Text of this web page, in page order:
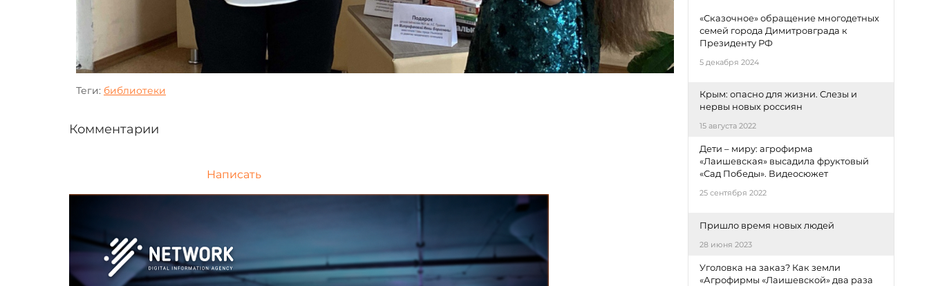
Теги: библиотеки
Комментарии
Написать
«Сказочное» обращение многодетных
семей города Димитровграда к
Президенту РФ
5 декабря 2024
Крым: опасно для жизни. Слезы и
нервы новых россиян
15 августа 2022
Дети – миру: агрофирма
«Лаишевская» высадила фруктовый
«Сад Победы». Видеосюжет
25 сентября 2022
Пришло время новых людей
28 июня 2023
Уголовка на заказ? Как земли
«Агрофирмы «Лаишевской» два раза